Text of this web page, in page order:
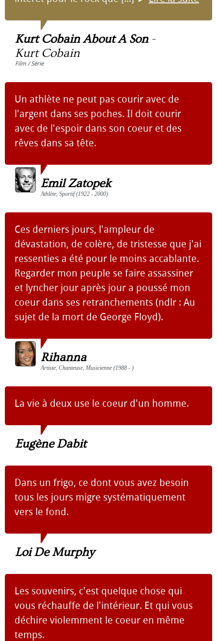
Kurt Cobain About A Son-
Kurt Cobain
Film / Série
Un athlète ne peut pas courir avec de
l'argent dans ses poches. Il doit courir
avec de l'espoir dans son coeur et des
rêves dans sa tête.
Emil Zatopek
Athlète, Sportif (1922 - 2000)
Ces derniers jours, l'ampleur de
dévastation, de colère, de tristesse que j'ai
ressenties a été pour le moins accablante.
Regarder mon peuple se faire assassiner
et lyncher jour après jour a poussé mon
coeur dans ses retranchements (ndlr : Au
sujet de la mort de George Floyd).
Rihanna
Artiste, Chanteuse, Musicienne (1988 - )
La vie à deux use le coeur d'un homme.
Eugène Dabit
Dans un frigo, ce dont vous avez besoin
tous les jours migre systématiquement
vers le fond.
Loi De Murphy
Les souvenirs, c'est quelque chose qui
vous réchauffe de l'intérieur. Et qui vous
déchire violemment le coeur en même
temps.